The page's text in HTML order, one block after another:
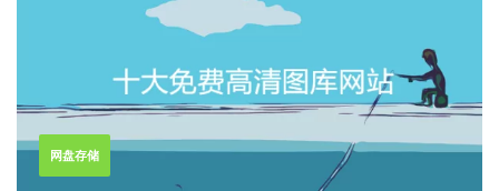
网盘存储